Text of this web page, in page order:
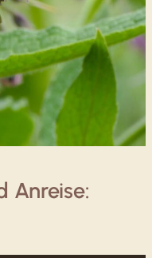
Anreise: